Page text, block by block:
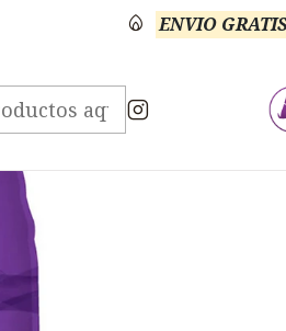
ENVIO
NutraNuggets